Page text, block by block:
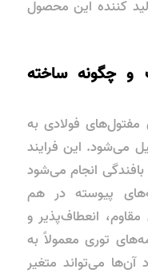
کننده این محصول
چگونه ساخته
فولادی به
می‌شود. این فرایند
انجام می‌شود
پیوسته در هم
انعطاف‌پذیر و
توری معمولاً به
می‌تواند متغیر